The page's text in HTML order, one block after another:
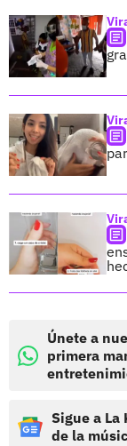
Únete a
primera
Sigue a La
de la